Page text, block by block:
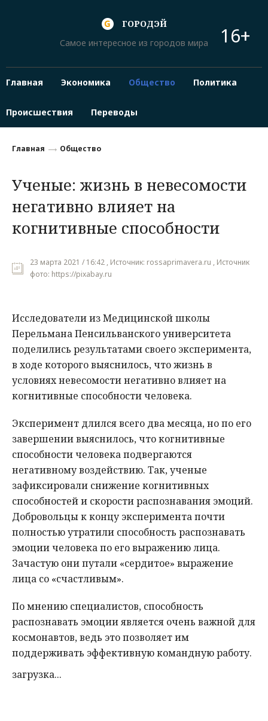
ГОРОДЭЙ
Самое интересное из городов мира
16+
Главная Экономика Общество Политика
Происшествия Переводы
Главная Общество
Ученые: жизнь в невесомости
негативно влияет на
когнитивные способности
23 марта 2021 / 16:42 , Источник: rossaprimavera.ru , Источник
фото: https://pixabay.ru
Исследователи из Медицинской школы
Перельмана Пенсильванского университета
поделились результатами своего эксперимента,
в ходе которого выяснилось, что жизнь в
условиях невесомости негативно влияет на
когнитивные способности человека.
Эксперимент длился всего два месяца, но по его
завершении выяснилось, что когнитивные
способности человека подвергаются
негативному воздействию. Так, ученые
зафиксировали снижение когнитивных
способностей и скорости распознавания эмоций.
Добровольцы к концу эксперимента почти
полностью утратили способность распознавать
эмоции человека по его выражению лица.
Зачастую они путали «сердитое» выражение
лица со «счастливым».
По мнению специалистов, способность
распознавать эмоции является очень важной для
космонавтов, ведь это позволяет им
поддерживать эффективную командную работу.
загрузка...